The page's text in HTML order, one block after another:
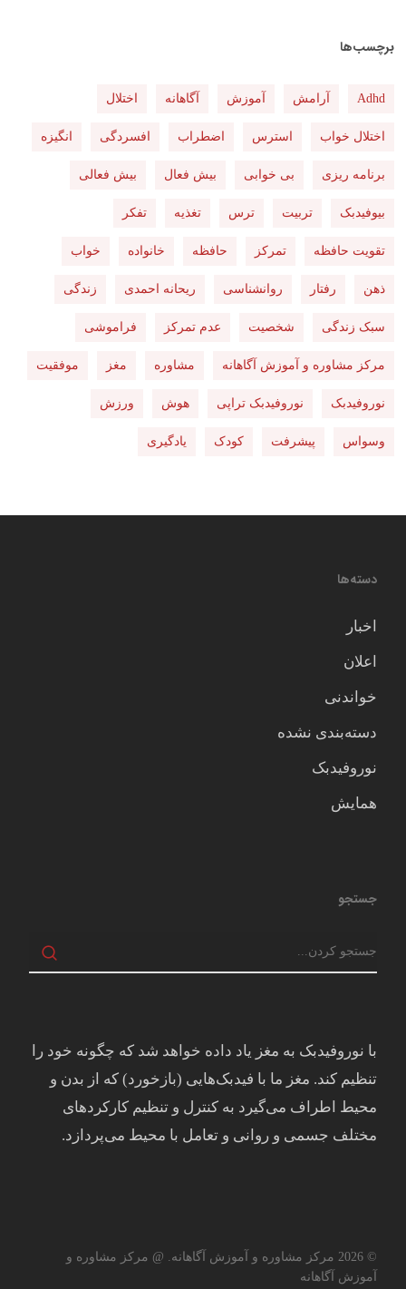
برچسب‌ها
Adhd آرامش آموزش آگاهانه اختلال
اختلال خواب استرس اضطراب افسردگی انگیزه
برنامه ریزی بی خوابی بیش فعال بیش فعالی
بیوفیدبک تربیت ترس تغذیه تفکر
تقویت حافظه تمرکز حافظه خانواده خواب
ذهن رفتار روانشناسی ریحانه احمدی زندگی
سبک زندگی شخصیت عدم تمرکز فراموشی
مرکز مشاوره و آموزش آگاهانه مشاوره مغز موفقیت
نوروفیدبک نوروفیدبک تراپی هوش ورزش
وسواس پیشرفت کودک یادگیری
دسته‌ها
اخبار
اعلان
خواندنی
دسته‌بندی نشده
نوروفیدبک
همایش
جستجو
با نوروفیدبک به مغز ياد داده خواهد شد كه چگونه خود را
تنظيم كند. مغز ما با فيدبک‌هايی (بازخورد) که از بدن و
محيط اطراف می‌گيرد به کنترل و تنظيم کارکردهای
مختلف جسمی و روانی و تعامل با محيط می‌پردازد.
© 2026 مرکز مشاوره و آموزش آگاهانه. @ مرکز مشاوره و
آموزش آگاهانه